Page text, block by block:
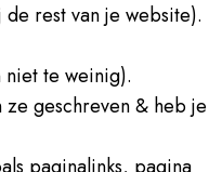
rest van je website).
te weinig).
geschreven & heb je